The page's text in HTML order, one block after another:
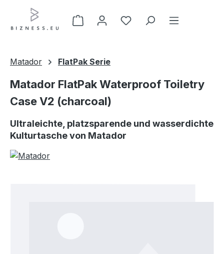
Zum Hauptinhalt springen
Matador FlatPak Serie
Matador FlatPak Waterproof Toiletry
Case V2 (charcoal)
Ultraleichte, platzsparende und wasserdichte
Kulturtasche von Matador